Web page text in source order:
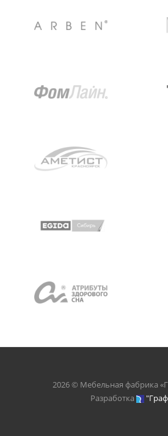
2026 © Мебельная фабрика
Разработка